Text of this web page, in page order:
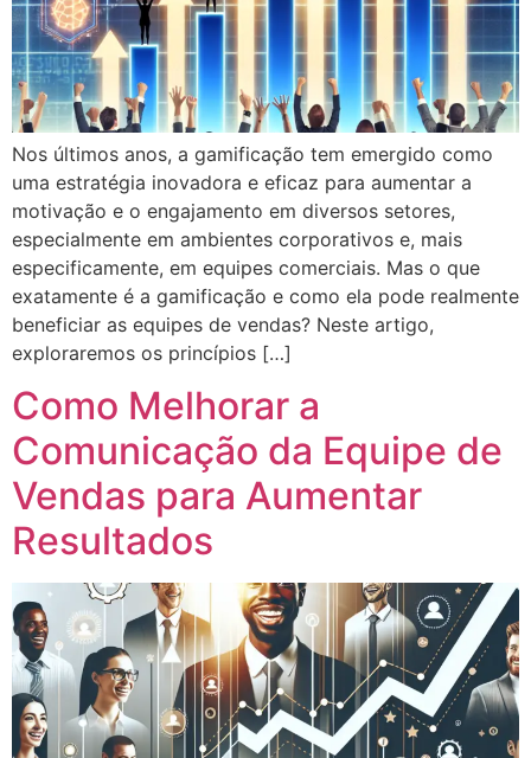
Nos últimos anos, a gamificação tem emergido como
uma estratégia inovadora e eficaz para aumentar a
motivação e o engajamento em diversos setores,
especialmente em ambientes corporativos e, mais
especificamente, em equipes comerciais. Mas o que
exatamente é a gamificação e como ela pode realmente
beneficiar as equipes de vendas? Neste artigo,
exploraremos os princípios […]
Como Melhorar a
Comunicação da Equipe de
Vendas para Aumentar
Resultados